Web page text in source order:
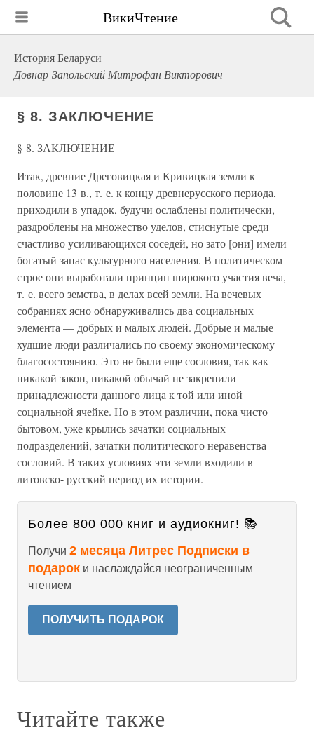
ВикиЧтение
История Беларуси
Довнар-Запольский Митрофан Викторович
§ 8. ЗАКЛЮЧЕНИЕ
§ 8. ЗАКЛЮЧЕНИЕ
Итак, древние Дреговицкая и Кривицкая земли к
половине 13 в., т. е. к концу древнерусского периода,
приходили в упадок, будучи ослаблены политически,
раздроблены на множество уделов, стиснутые среди
счастливо усиливающихся соседей, но зато [они] имели
богатый запас культурного населения. В политическом
строе они выработали принцип широкого участия веча,
т. е. всего земства, в делах всей земли. На вечевых
собраниях ясно обнаруживались два социальных
элемента — добрых и малых людей. Добрые и малые
худшие люди различались по своему экономическому
благосостоянию. Это не были еще сословия, так как
никакой закон, никакой обычай не закрепили
принадлежности данного лица к той или иной
социальной ячейке. Но в этом различии, пока чисто
бытовом, уже крылись зачатки социальных
подразделений, зачатки политического неравенства
сословий. В таких условиях эти земли входили в
литовско- русский период их истории.
Более 800 000 книг и аудиокниг! 📚
Получи 2 месяца Литрес Подписки в
подарок и наслаждайся неограниченным
чтением
ПОЛУЧИТЬ ПОДАРОК
Читайте также